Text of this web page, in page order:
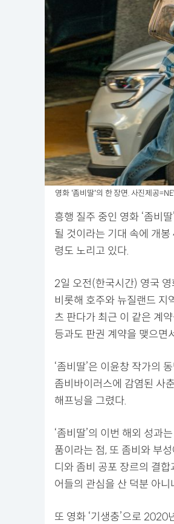
영화 '좀비딸'의 한 장면. 사진제공
흥행 질주 중인 영화 ‘좀비
될 것이라는 기대 속에 개
령도 노리고 있다.
2일 오전(한국시간) 영국 영
비롯해 호주와 뉴질랜드 지
츠 판다가 최근 이 같은 계
등과도 판권 계약을 맺으면
‘좀비딸’은 이윤창 작가의
좀비바이러스에 감염된 사
해프닝을 그렸다.
‘좀비딸’의 이번 해외 성과
품이라는 점, 또 좀비와 부
디와 좀비 공포 장르의 결
어들의 관심을 산 덕분 아니
또 영화 ‘기생충’으로